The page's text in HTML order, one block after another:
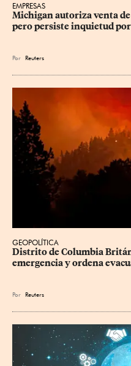
EMPRESAS
Michigan autoriza venta
pero persiste inquietud
Por Reuters
GEOPOLÍTICA
Distrito de Columbia
emergencia y ordena
Por Reuters